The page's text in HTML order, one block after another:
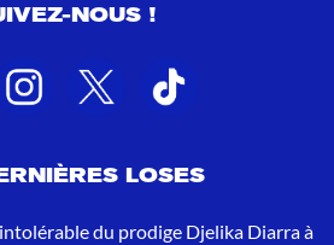
l
a
t
s
r
c
NOUS !
LOSES
du prodige Djelika Diarra à